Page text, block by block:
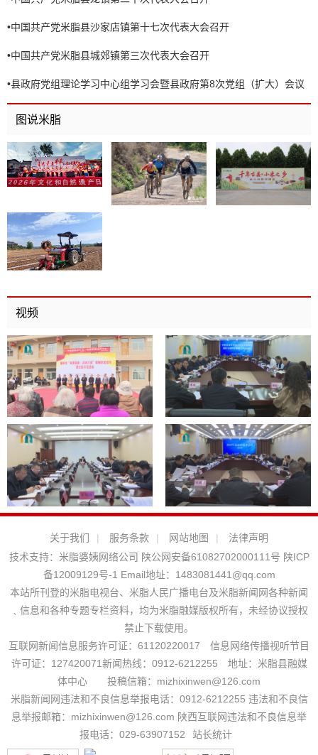
•中国共产党米脂县沙家店镇第十七次代表大会召开
•中国共产党米脂县城郊镇第三次代表大会召开
•县政府党组理论学习中心组学习会暨县政府第8次党组（扩大）会议
召开
图说米脂
视频
关于我们 | 服务条款 | 网站地图 |
法律声明
技术支持： 米脂婆姨网络公司 陕公网安备61082702000111号 陕ICP
备12009129号-1 Email地址： 1483081441@qq.com
本站所刊登的米脂电视台、米脂人民广播电台及米脂新闻网各种新闻
﹑信息和各种专题专栏资料，均为米脂融媒版权所有，未经协议授权
禁止下载使用。
互联网新闻信息服务许可证：61120220017 信息网络传播视听节目
许可证：127420071新闻热线：0912-6212255 地址：米脂县融媒
体中心 投稿信箱：mizhixinwen@126.com
米脂新闻网违法和不良信息举报电话：0912-6212255 违法和不良信
息举报邮箱：mizhixinwen@126.com 陕西互联网违法和不良信息举
报电话：029-63907152
站长统计